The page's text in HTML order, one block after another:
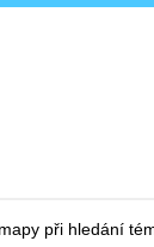
při hledání